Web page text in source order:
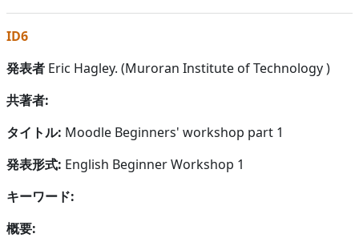
ID6
発表者 Eric Hagley. (Muroran Institute of Technology )
共著者:
タイトル: Moodle Beginners' workshop part 1
発表形式: English Beginner Workshop 1
キーワード:
概要: